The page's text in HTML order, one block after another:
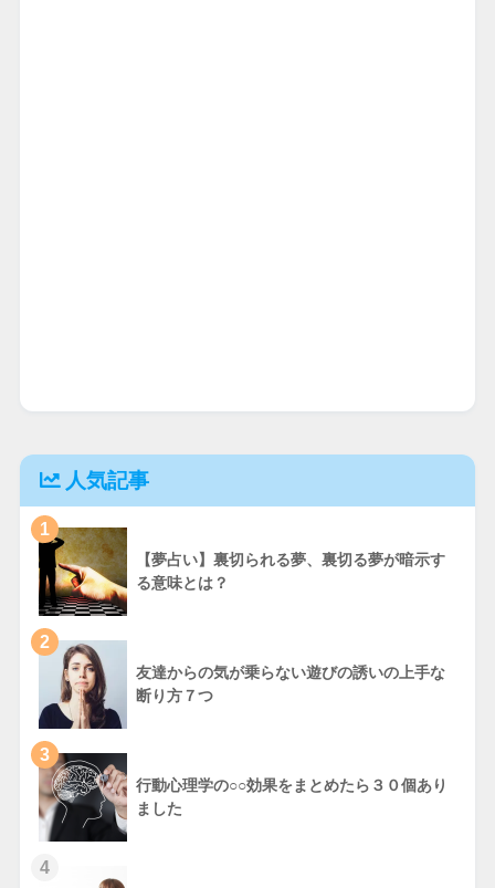
人気記事
1
【夢占い】裏切られる夢、裏切る夢が暗示す
る意味とは？
2
友達からの気が乗らない遊びの誘いの上手な
断り方７つ
3
行動心理学の○○効果をまとめたら３０個あり
ました
4